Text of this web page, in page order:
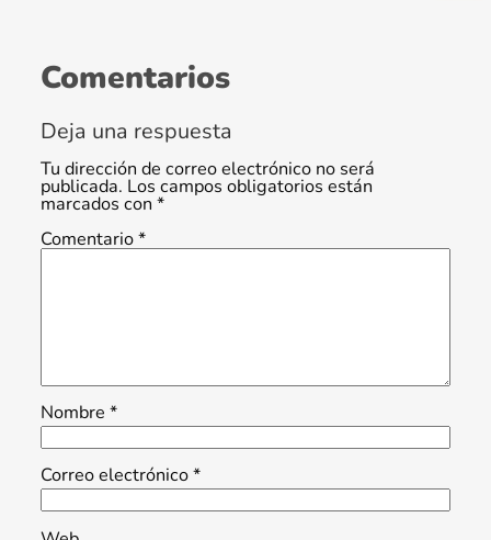
Comentarios
Deja una respuesta
Tu dirección de correo electrónico no será
publicada. Los campos obligatorios están
marcados con *
Comentario*
Nombre *
Correo electrónico*